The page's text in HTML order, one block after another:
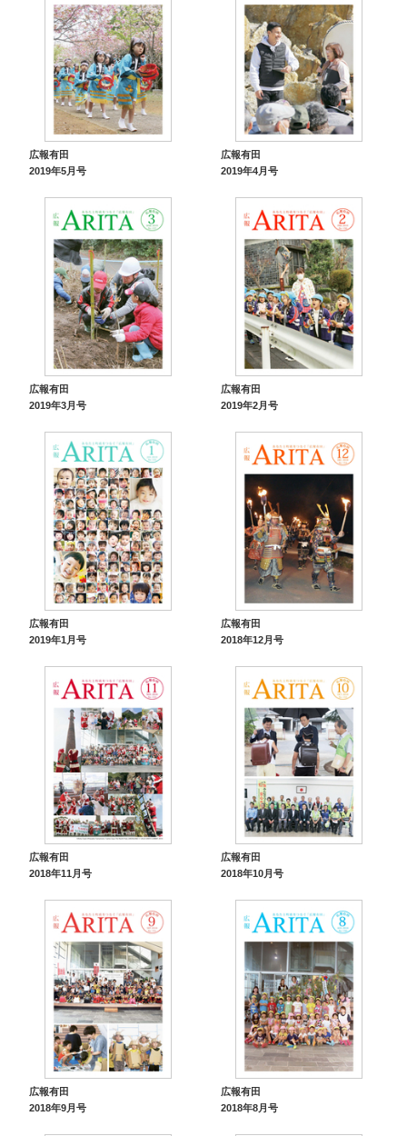
広報有田
2019年5月号
広報有田
2019年4月号
広報有田
2019年3月号
広報有田
2019年2月号
広報有田
2019年1月号
広報有田
2018年12月号
広報有田
2018年11月号
広報有田
2018年10月号
広報有田
2018年9月号
広報有田
2018年8月号